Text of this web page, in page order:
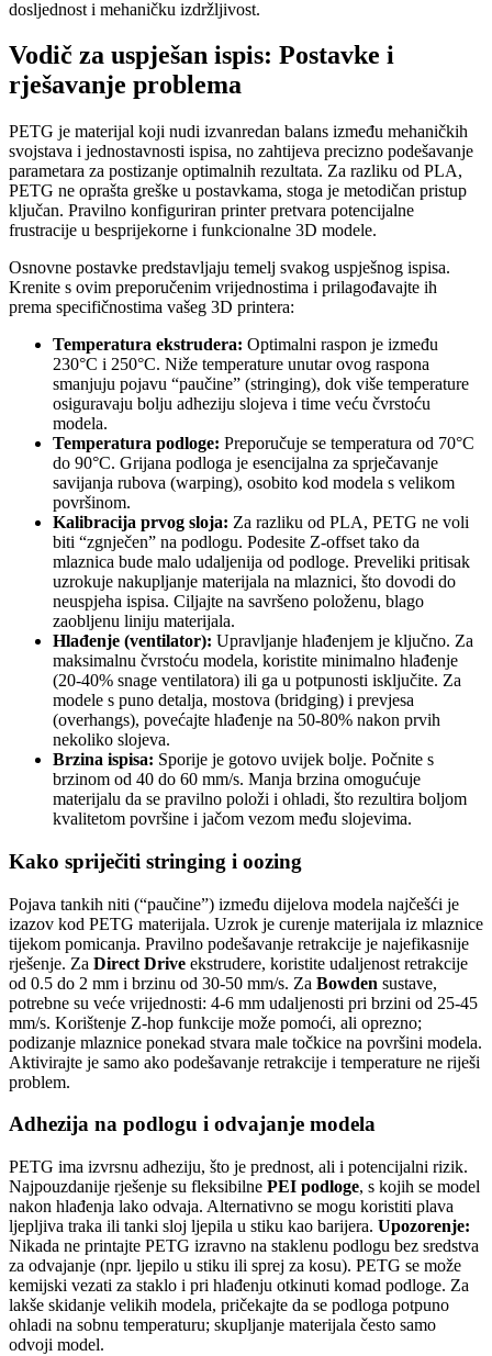
dosljednost i mehaničku izdržljivost.
Vodič za uspješan ispis: Postavke i
rješavanje problema
PETG je materijal koji nudi izvanredan balans između mehaničkih
svojstava i jednostavnosti ispisa, no zahtijeva precizno podešavanje
parametara za postizanje optimalnih rezultata. Za razliku od PLA,
PETG ne oprašta greške u postavkama, stoga je metodičan pristup
ključan. Pravilno konfiguriran printer pretvara potencijalne
frustracije u besprijekorne i funkcionalne 3D modele.
Osnovne postavke predstavljaju temelj svakog uspješnog ispisa.
Krenite s ovim preporučenim vrijednostima i prilagođavajte ih
prema specifičnostima vašeg 3D printera:
Temperatura ekstrudera: Optimalni raspon je između
230°C i 250°C. Niže temperature unutar ovog raspona
smanjuju pojavu “paučine” (stringing), dok više temperature
osiguravaju bolju adheziju slojeva i time veću čvrstoću
modela.
Temperatura podloge: Preporučuje se temperatura od 70°C
do 90°C. Grijana podloga je esencijalna za sprječavanje
savijanja rubova (warping), osobito kod modela s velikom
površinom.
Kalibracija prvog sloja: Za razliku od PLA, PETG ne voli
biti “zgnječen” na podlogu. Podesite Z-offset tako da
mlaznica bude malo udaljenija od podloge. Preveliki pritisak
uzrokuje nakupljanje materijala na mlaznici, što dovodi do
neuspjeha ispisa. Ciljajte na savršeno položenu, blago
zaobljenu liniju materijala.
Hlađenje (ventilator): Upravljanje hlađenjem je ključno. Za
maksimalnu čvrstoću modela, koristite minimalno hlađenje
(20-40% snage ventilatora) ili ga u potpunosti isključite. Za
modele s puno detalja, mostova (bridging) i prevjesa
(overhangs), povećajte hlađenje na 50-80% nakon prvih
nekoliko slojeva.
Brzina ispisa: Sporije je gotovo uvijek bolje. Počnite s
brzinom od 40 do 60 mm/s. Manja brzina omogućuje
materijalu da se pravilno položi i ohladi, što rezultira boljom
kvalitetom površine i jačom vezom među slojevima.
Kako spriječiti stringing i oozing
Pojava tankih niti (“paučine”) između dijelova modela najčešći je
izazov kod PETG materijala. Uzrok je curenje materijala iz mlaznice
tijekom pomicanja. Pravilno podešavanje retrakcije je najefikasnije
rješenje. Za Direct Drive ekstrudere, koristite udaljenost retrakcije
od 0.5 do 2 mm i brzinu od 30-50 mm/s. Za Bowden sustave,
potrebne su veće vrijednosti: 4-6 mm udaljenosti pri brzini od 25-45
mm/s. Korištenje Z-hop funkcije može pomoći, ali oprezno;
podizanje mlaznice ponekad stvara male točkice na površini modela.
Aktivirajte je samo ako podešavanje retrakcije i temperature ne riješi
problem.
Adhezija na podlogu i odvajanje modela
PETG ima izvrsnu adheziju, što je prednost, ali i potencijalni rizik.
Najpouzdanije rješenje su fleksibilne PEI podloge, s kojih se model
nakon hlađenja lako odvaja. Alternativno se mogu koristiti plava
ljepljiva traka ili tanki sloj ljepila u stiku kao barijera. Upozorenje:
Nikada ne printajte PETG izravno na staklenu podlogu bez sredstva
za odvajanje (npr. ljepilo u stiku ili sprej za kosu). PETG se može
kemijski vezati za staklo i pri hlađenju otkinuti komad podloge. Za
lakše skidanje velikih modela, pričekajte da se podloga potpuno
ohladi na sobnu temperaturu; skupljanje materijala često samo
odvoji model.